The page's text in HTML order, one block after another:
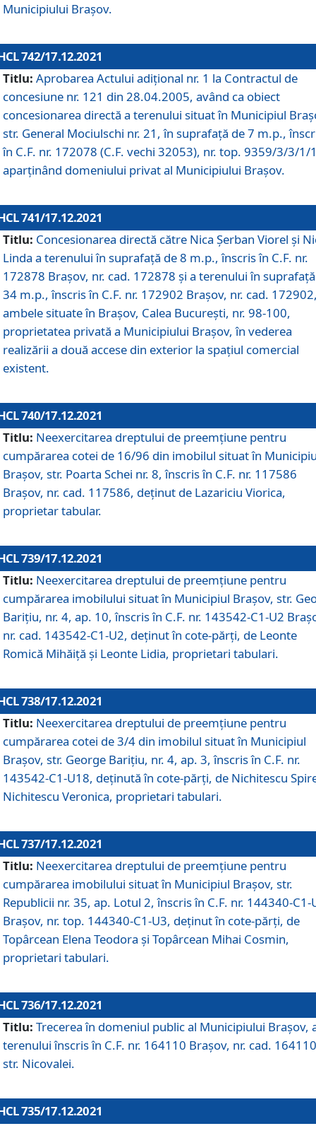
Municipiului Brașov.
742/17.12.2021
Titlu: Aprobarea Actului adiţional nr. 1 la Contractul de
concesiune nr. 121 din 28.04.2005, având ca obiect
concesionarea directă a terenului situat în Municipiul
str. General Mociulschi nr. 21, în suprafață de 7 m.p.,
în C.F. nr. 172078 (C.F. vechi 32053), nr. top. 9359/3/3/1/
aparținând domeniului privat al Municipiului Brașov.
741/17.12.2021
Titlu: Concesionarea directă către Nica Șerban Viorel și
Linda a terenului în suprafață de 8 m.p., înscris în C.F. nr.
172878 Brașov, nr. cad. 172878 și a terenului în
34 m.p., înscris în C.F. nr. 172902 Brașov, nr. cad.
ambele situate în Brașov, Calea București, nr. 98-100,
proprietatea privată a Municipiului Brașov, în vederea
realizării a două accese din exterior la spațiul comercial
existent.
740/17.12.2021
Titlu: Neexercitarea dreptului de preemţiune pentru
cumpărarea cotei de 16/96 din imobilul situat în
Braşov, str. Poarta Schei nr. 8, înscris în C.F. nr. 117586
Brașov, nr. cad. 117586, deținut de Lazariciu Viorica,
proprietar tabular.
739/17.12.2021
Titlu: Neexercitarea dreptului de preemţiune pentru
cumpărarea imobilului situat în Municipiul Braşov, str.
Barițiu, nr. 4, ap. 10, înscris în C.F. nr. 143542-C1-U2
nr. cad. 143542-C1-U2, deținut în cote-părți, de Leonte
Romică Mihăiță și Leonte Lidia, proprietari tabulari.
738/17.12.2021
Titlu: Neexercitarea dreptului de preemţiune pentru
cumpărarea cotei de 3/4 din imobilul situat în Municipiul
Braşov, str. George Barițiu, nr. 4, ap. 3, înscris în C.F. nr.
143542-C1-U18, deținută în cote-părți, de Nichitescu
Nichitescu Veronica, proprietari tabulari.
737/17.12.2021
Titlu: Neexercitarea dreptului de preemţiune pentru
cumpărarea imobilului situat în Municipiul Braşov, str.
Republicii nr. 35, ap. Lotul 2, înscris în C.F. nr. 144340-C1-
Brașov, nr. top. 144340-C1-U3, deținut în cote-părți, de
Topârcean Elena Teodora și Topârcean Mihai Cosmin,
proprietari tabulari.
736/17.12.2021
Titlu: Trecerea în domeniul public al Municipiului Braşov,
terenului înscris în C.F. nr. 164110 Brașov, nr. cad.
str. Nicovalei.
735/17.12.2021